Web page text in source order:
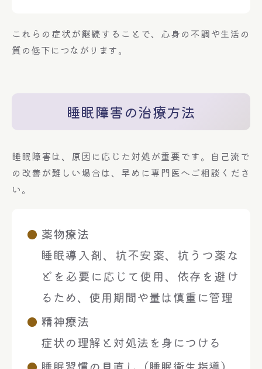
これらの症状が継続することで、心身の不調や生活の
質の低下につながります。
睡眠障害の治療方法
睡眠障害は、原因に応じた対処が重要です。自己流で
の改善が難しい場合は、早めに専門医へご相談くださ
い。
薬物療法
睡眠導入剤、抗不安薬、抗うつ薬な
どを必要に応じて使用、依存を避け
るため、使用期間や量は慎重に管理
精神療法
症状の理解と対処法を身につける